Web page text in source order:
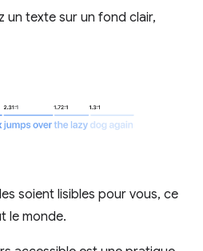
un texte sur un fond clair,
soient lisibles pour vous, ce
le monde.